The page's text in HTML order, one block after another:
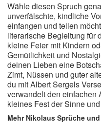
Wähle diesen Spruch
unverfälschte, kindliche
einfangen und teilen
literarische Begleitung für
kleine Feier mit Kindern
Gemütlichkeit und
deinen Lieben eine
Zimt, Nüssen und guter
du mit Albert Sergels
verwandelt den einfachen
kleines Fest der Sinne
Mehr Nikolaus Sprüche